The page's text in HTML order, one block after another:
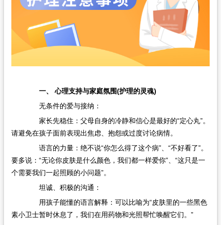
一、 心理支持与家庭氛围(护理的灵魂)
无条件的爱与接纳：
家长先稳住：父母自身的冷静和信心是最好的“定心丸”。
请避免在孩子面前表现出焦虑、抱怨或过度讨论病情。
语言的力量：绝不说“你怎么得了这个病”、“不好看了”。
要多说：“无论你皮肤是什么颜色，我们都一样爱你”、“这只是一
个需要我们一起照顾的小问题”。
坦诚、积极的沟通：
用孩子能懂的语言解释：可以比喻为“皮肤里的一些黑色
素小卫士暂时休息了，我们在用药物和光照帮忙唤醒它们。”